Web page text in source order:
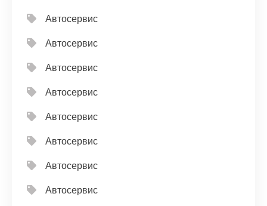
Автосервис
Автосервис
Автосервис
Автосервис
Автосервис
Автосервис
Автосервис
Автосервис